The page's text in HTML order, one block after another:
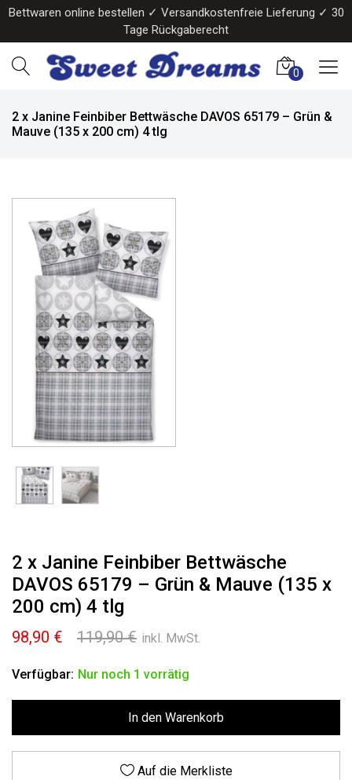
Bettwaren online bestellen ✓ Versandkostenfreie Lieferung ✓ 30
Tage Rückgaberecht
0
2 x Janine Feinbiber Bettwäsche DAVOS 65179 – Grün &
Mauve (135 x 200 cm) 4 tlg
2 x Janine Feinbiber Bettwäsche
DAVOS 65179 – Grün & Mauve (135 x
200 cm) 4 tlg
119,90€ Ursprünglicher
war:
98,90 €
Aktueller
ist:
inkl. MwSt.
Verfügbar: Nur noch 1 vorrätig
In den Warenkorb
Auf die Merkliste